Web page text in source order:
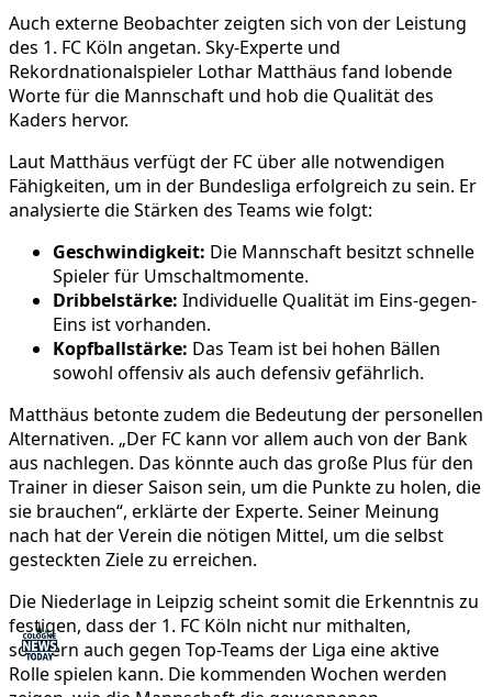
Auch externe Beobachter zeigten sich von der Leistung
des 1. FC Köln angetan. Sky-Experte und
Rekordnationalspieler Lothar Matthäus fand lobende
Worte für die Mannschaft und hob die Qualität des
Kaders hervor.
Laut Matthäus verfügt der FC über alle notwendigen
Fähigkeiten, um in der Bundesliga erfolgreich zu sein. Er
analysierte die Stärken des Teams wie folgt:
Geschwindigkeit: Die Mannschaft besitzt schnelle
Spieler für Umschaltmomente.
Dribbelstärke: Individuelle Qualität im Eins-gegen-
Eins ist vorhanden.
Kopfballstärke: Das Team ist bei hohen Bällen
sowohl offensiv als auch defensiv gefährlich.
Matthäus betonte zudem die Bedeutung der personellen
Alternativen. „Der FC kann vor allem auch von der Bank
aus nachlegen. Das könnte auch das große Plus für den
Trainer in dieser Saison sein, um die Punkte zu holen, die
sie brauchen“, erklärte der Experte. Seiner Meinung
nach hat der Verein die nötigen Mittel, um die selbst
gesteckten Ziele zu erreichen.
Die Niederlage in Leipzig scheint somit die Erkenntnis zu
festigen, dass der 1. FC Köln nicht nur mithalten,
sondern auch gegen Top-Teams der Liga eine aktive
Rolle spielen kann. Die kommenden Wochen werden